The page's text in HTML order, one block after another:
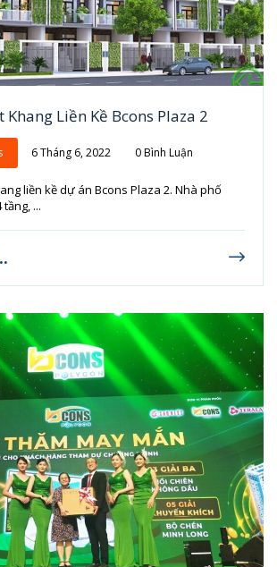
Khang Liền Kề Bcons Plaza 2
6 Tháng 6, 2022 0 Bình Luận
liền kề dự án Bcons Plaza 2. Nhà phố
...